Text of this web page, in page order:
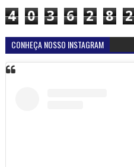
4 0 3 6 2 8 2
CONHEÇA NOSSO INSTAGRAM